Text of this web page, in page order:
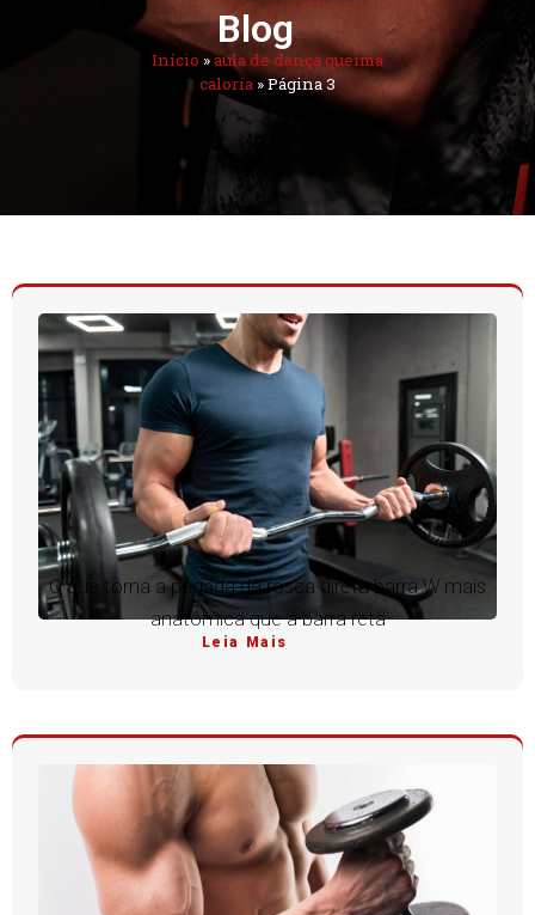
Blog
Início »aula de dança queima
caloria »Página 3
O que torna a pegada da rosca direta barra W mais
anatômica que a barra reta
Leia Mais